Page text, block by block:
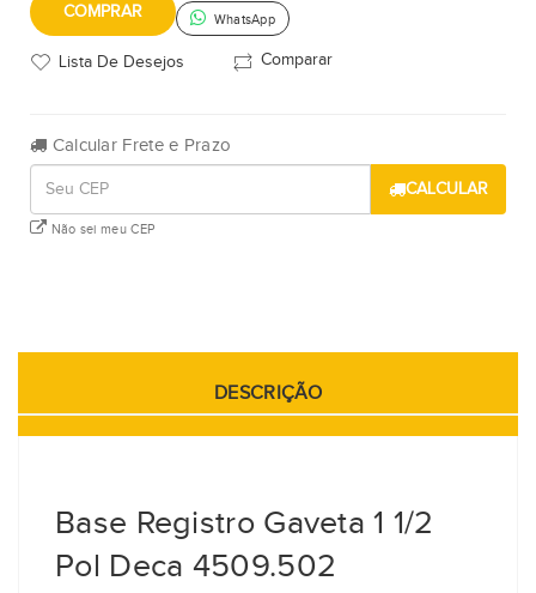
COMPRAR WhatsApp
Lista De Desejos Comparar
Calcular Frete e Prazo
CALCULAR
Não sei meu CEP
DESCRIÇÃO
Base Registro Gaveta 1 1/2
Pol Deca 4509.502